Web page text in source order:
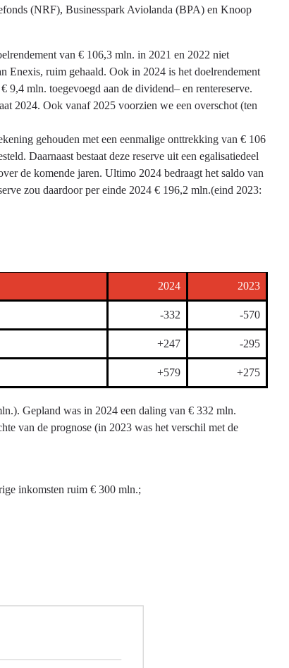
(NRF), Businesspark Aviolanda (BPA) en Knoop
van € 106,3 mln. in 2021 en 2022 niet
Enexis, ruim gehaald. Ook in 2024 is het doelrendement
9,4 mln. toegevoegd aan de dividend– en rentereserve.
2024. Ook vanaf 2025 voorzien we een overschot (ten
gehouden met een eenmalige onttrekking van € 106
Daarnaast bestaat deze reserve uit een egalisatiedeel
de komende jaren. Ultimo 2024 bedraagt het saldo van
zou daardoor per einde 2024 € 196,2 mln.(eind 2023:
2024 2023
-332 -570
+247 -295
+579 +275
Gepland was in 2024 een daling van € 332 mln.
van de prognose (in 2023 was het verschil met de
inkomsten ruim € 300 mln.;